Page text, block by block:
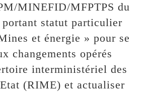
MINEFID/MFPTPS du
portant statut particulier
et énergie » pour se
changements opérés
interministériel des
(RIME) et actualiser